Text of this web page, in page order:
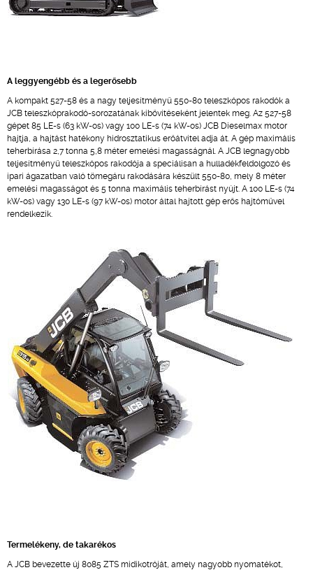
A leggyengébb és a legerősebb
A kompakt 527-58 és a nagy teljesítményű 550-80 teleszkópos rakodók a
JCB teleszkóprakodó-sorozatának kibővítéseként jelentek meg. Az 527-58
gépet 85 LE-s (63 kW-os) vagy 100 LE-s (74 kW-os) JCB Dieselmax motor
hajtja, a hajtást hatékony hidrosztatikus erőátvitel adja át. A gép maximális
teherbírása 2,7 tonna 5,8 méter emelési magasságnál. A JCB legnagyobb
teljesítményű teleszkópos rakodója a speciálisan a hulladékfeldolgozó és
ipari ágazatban való tömegáru rakodására készült 550-80, mely 8 méter
emelési magasságot és 5 tonna maximális teherbírást nyújt. A 100 LE-s (74
kW-os) vagy 130 LE-s (97 kW-os) motor által hajtott gép erős hajtóművel
rendelkezik.
Termelékeny, de takarékos
A JCB bevezette új 8085 ZTS midikotróját, amely nagyobb nyomatékot,